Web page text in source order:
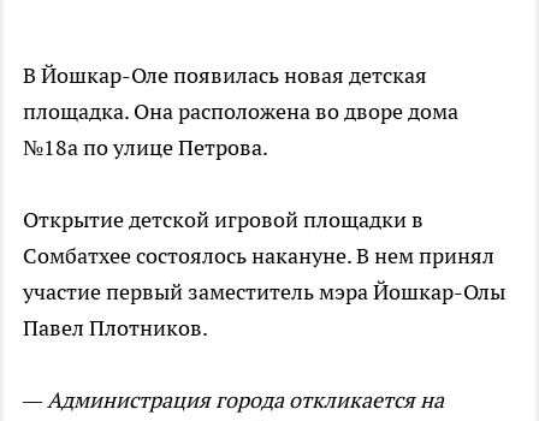
В Йошкар-Оле появилась новая детская
площадка. Она расположена во дворе дома
№18а по улице Петрова.
Открытие детской игровой площадки в
Сомбатхее состоялось накануне. В нем принял
участие первый заместитель мэра Йошкар-Олы
Павел Плотников.
— Администрация города откликается на